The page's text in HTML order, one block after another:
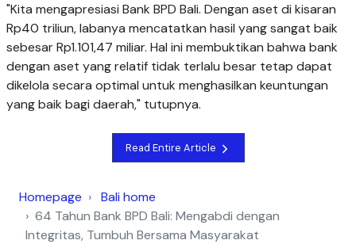
"Kita mengapresiasi Bank BPD Bali. Dengan aset di kisaran
Rp40 triliun, labanya mencatatkan hasil yang sangat baik
sebesar Rp1.101,47 miliar. Hal ini membuktikan bahwa bank
dengan aset yang relatif tidak terlalu besar tetap dapat
dikelola secara optimal untuk menghasilkan keuntungan
yang baik bagi daerah," tutupnya.
Read Entire Article
Homepage
Bali home
64 Tahun Bank BPD Bali: Mengabdi dengan
Integritas, Tumbuh Bersama Masyarakat